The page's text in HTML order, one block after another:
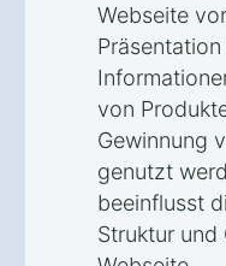
Webseite
von
Gewinnung
genutzt
beeinflusst
Struktur und